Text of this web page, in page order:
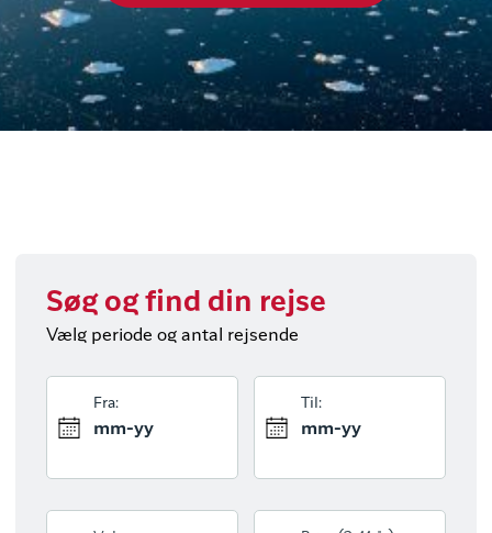
Søg og find din rejse
Vælg periode og antal rejsende
Fra:
mm-yy
Til:
mm-yy